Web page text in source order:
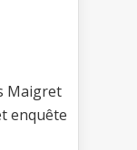
Maigret
enquête